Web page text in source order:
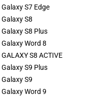
Galaxy S7 Edge
Galaxy S8
Galaxy S8 Plus
Galaxy Word 8
GALAXY S8 ACTIVE
Galaxy S9 Plus
Galaxy S9
Galaxy Word 9